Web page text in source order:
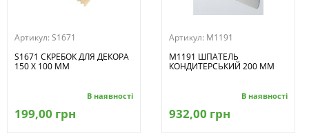
Артикул: S1671
S1671 СКРЕБОК ДЛЯ ДЕКОРА
150 X 100 ММ
В наявності
199,00 грн
Артикул: M1191
M1191 ШПАТЕЛЬ
КОНДИТЕРСЬКИЙ 200 ММ
В наявності
932,00 грн